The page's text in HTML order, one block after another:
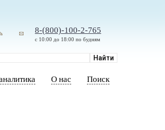
8-(800)-100-2-765
с 10:00 до 18:00 по будням
О нас Поиск